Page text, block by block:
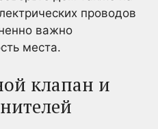
проводов
важно
места.
клапан и